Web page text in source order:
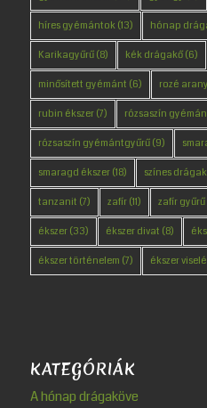
híres gyémántok(13) hónap
Karikagyűrű(8) kék drágakő(6)
minősített gyémánt (6) rozé arany
rubin ékszer(7) rózsaszín
rózsaszín gyémántgyűrű(9)
smaragd ékszer(18) színes
tanzanit (7) zafír(11) zafír gyűrű
ékszer(33) ékszer divat (8)
ékszer történelem (7) ékszer
KATEGÓRIÁK
A hónap drágaköve